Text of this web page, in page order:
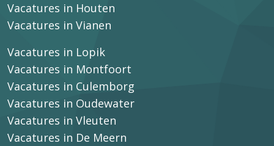
Vacatures in Houten
Vacatures in Vianen
Vacatures in Lopik
Vacatures in Montfoort
Vacatures in Culemborg
Vacatures in Oudewater
Vacatures in Vleuten
Vacatures in De Meern